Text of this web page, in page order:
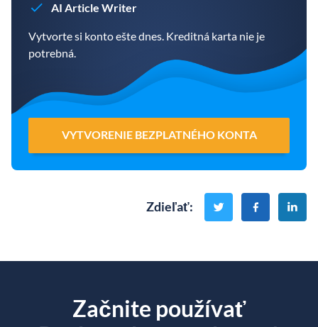
AI Article Writer
Vytvorte si konto ešte dnes. Kreditná karta nie je
potrebná.
VYTVORENIE BEZPLATNÉHO KONTA
Zdieľať:
Začnite používať